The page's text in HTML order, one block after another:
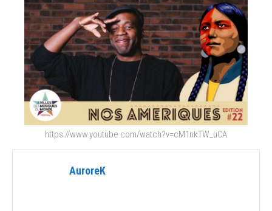
https://www.youtube.com/watch?v=cM1nkTW_uCA
AuroreK